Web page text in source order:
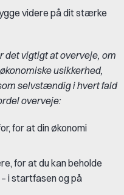
videre på dit stærke
det vigtigt at overveje, om
usikkerhed,
selvstændig i hvert fald
overveje:
for at din økonomi
for at du kan beholde
i startfasen og på